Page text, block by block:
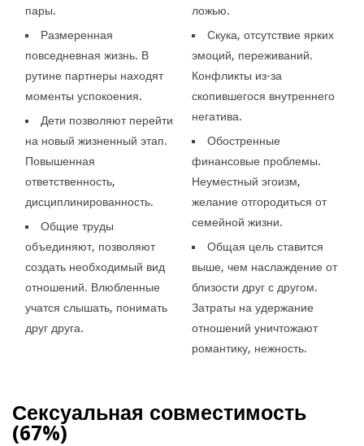
пары.
Размеренная
повседневная жизнь. В
рутине партнеры находят
моменты успокоения.
Дети позволяют перейти
на новый жизненный этап.
Повышенная
ответственность,
дисциплинированность.
Общие труды
объединяют, позволяют
создать необходимый вид
отношений. Влюбленные
учатся слышать, понимать
друг друга.
ложью.
Скука, отсутствие ярких
эмоций, переживаний.
Конфликты из-за
скопившегося внутреннего
негатива.
Обостренные
финансовые проблемы.
Неуместный эгоизм,
желание отгородиться от
семейной жизни.
Общая цель ставится
выше, чем наслаждение от
близости друг с другом.
Затраты на удержание
отношений уничтожают
романтику, нежность.
Сексуальная совместимость
(67%)